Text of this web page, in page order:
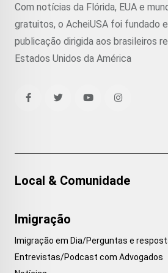
Com notícias da Flórida, EUA e
gratuitos, o AcheiUSA foi fundado
publicação dirigida aos brasileiros
Estados Unidos da América
Local & Comunidade
Imigração
Imigração em Dia/Perguntas e
Entrevistas/Podcast com Advogados